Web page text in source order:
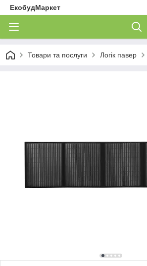
ЕкобудМаркет
Товари та послуги Логік павер